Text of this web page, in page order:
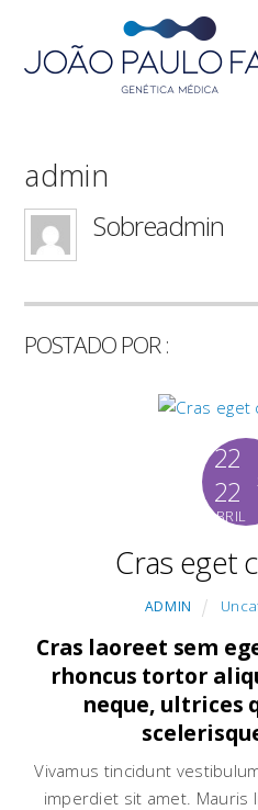
admin
Sobreadmin
POSTADO POR :
22
22
ABRIL
Cras eget
ADMIN
Cras laoreet sem
rhoncus tortor
neque, ultrices
Vivamus tincidunt
imperdiet sit amet. Mauris